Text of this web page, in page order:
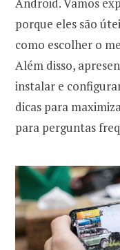
porque eles são
como escolher o
Além disso,
instalar e
dicas para
para perguntas